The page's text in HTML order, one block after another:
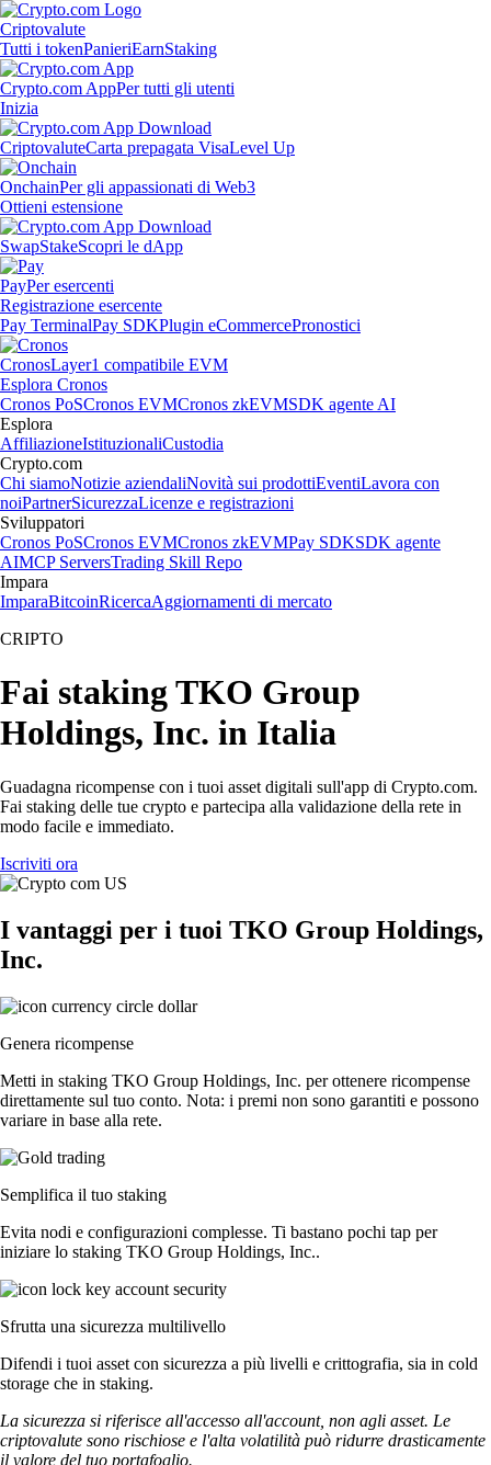
Criptovalute
Tutti i tokenPanieriEarnStaking
Crypto.com AppPer tutti gli utenti
Inizia
CriptovaluteCarta prepagata VisaLevel Up
OnchainPer gli appassionati di Web3
Ottieni estensione
SwapStakeScopri le dApp
PayPer esercenti
Registrazione esercente
Pay TerminalPay SDKPlugin eCommercePronostici
CronosLayer1 compatibile EVM
Esplora Cronos
Cronos PoSCronos EVMCronos zkEVMSDK agente AI
Esplora
AffiliazioneIstituzionaliCustodia
Crypto.com
Chi siamoNotizie aziendaliNovità sui prodottiEventiLavora con
noiPartnerSicurezzaLicenze e registrazioni
Sviluppatori
Cronos PoSCronos EVMCronos zkEVMPay SDKSDK agente
AIMCP ServersTrading Skill Repo
Impara
ImparaBitcoinRicercaAggiornamenti di mercato
CRIPTO
Fai staking TKO Group
Holdings, Inc. in Italia
Guadagna ricompense con i tuoi asset digitali sull'app di Crypto.com.
Fai staking delle tue crypto e partecipa alla validazione della rete in
modo facile e immediato.
Iscriviti ora
I vantaggi per i tuoi TKO Group Holdings,
Inc.
Genera ricompense
Metti in staking TKO Group Holdings, Inc. per ottenere ricompense
direttamente sul tuo conto. Nota: i premi non sono garantiti e possono
variare in base alla rete.
Semplifica il tuo staking
Evita nodi e configurazioni complesse. Ti bastano pochi tap per
iniziare lo staking TKO Group Holdings, Inc..
Sfrutta una sicurezza multilivello
Difendi i tuoi asset con sicurezza a più livelli e crittografia, sia in cold
storage che in staking.
La sicurezza si riferisce all'accesso all'account, non agli asset. Le
criptovalute sono rischiose e l'alta volatilità può ridurre drasticamente
il valore del tuo portafoglio.